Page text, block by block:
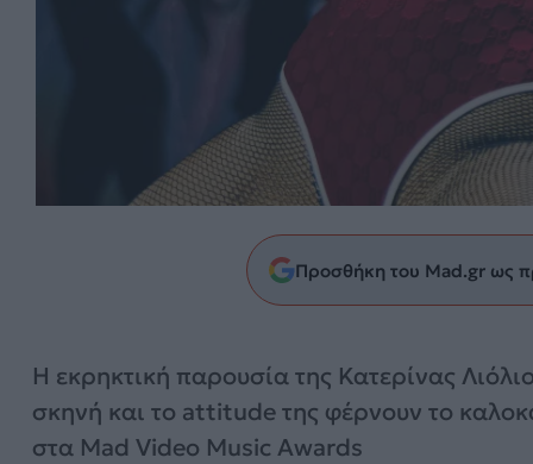
Προσθήκη του Mad.gr ως
Η εκρηκτική παρουσία της Κατερίνας
σκηνή και το attitude της φέρνουν το
στα Mad Video Music Awards